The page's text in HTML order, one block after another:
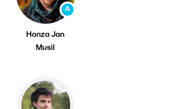
A
Honza Jan
Musil